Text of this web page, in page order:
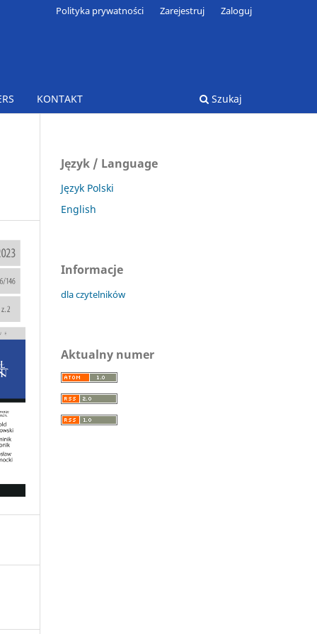
KONTAKT Szukaj
Polityka prywatności Zarejestruj Zaloguj
Język / Language
Język Polski
English
Informacje
dla czytelników
Aktualny numer